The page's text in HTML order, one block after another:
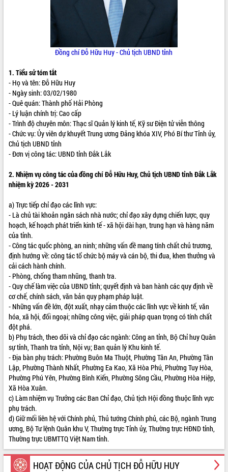
VIDEO
Loading the player...
Khám bệnh, cấp phát thuốc miễn phí
và tặng quà người dân xã Cư Pui
Hội nghị UBND tỉnh Đắk Lắk thường kỳ
tháng 7/2026
Lễ truy tặng danh hiệu “Bà Mẹ Việt
Nam Anh hùng” và trao Huân chương
Lao động
UBND tỉnh Đắk Lắk triển khai nhiệm
vụ 6 tháng cuối năm 2026
Kỳ họp thứ Hai, Hội đồng nhân dân
tỉnh khóa XI quyết nghị nhiều nội dung
quan trọng
Bí thư Tỉnh ủy Lương Nguyễn Minh
Triết thăm, tặng quà người có công với
cách mạng
Rà soát, hoàn thiện hệ thống thiết chế
văn hóa, thể thao đáp ứng yêu cầu
phát triển mới
ALBUM ẢNH
LIÊN KẾT WEB
Đồng chí Đỗ Hữu Huy- Chủ tịch UBND tỉnh
1. Tiểu sử tóm tắt
- Họ và tên: Đỗ Hữu Huy
- Ngày sinh: 03/02/1980
- Quê quán: Thành phố Hải Phòng
- Lý luận chính trị: Cao cấp
- Trình độ chuyên môn: Thạc sĩ Quản lý kinh tế, Kỹ sư Điện tử viễn thông
- Chức vụ: Ủy viên dự khuyết Trung ương Đảng khóa XIV, Phó Bí thư Tỉnh ủy,
Chủ tịch UBND tỉnh
- Đơn vị công tác: UBND tỉnh Đắk Lắk
2. Nhiệm vụ công tác của đồng chíĐỗ Hữu Huy, Chủ tịch UBND tỉnh Đắk Lắk
nhiệm kỳ 2026 - 2031
a) Trực tiếp chỉ đạo các lĩnh vực:
- Là chủ tài khoản ngân sách nhà nước; chỉ đạo xây dựng chiến lược, quy
hoạch, kế hoạch phát triển kinh tế - xã hội dài hạn, trung hạn và hàng năm
của tỉnh.
- Công tác quốc phòng, an ninh; những vấn đề mang tính chất chủ trương,
định hướng về: công tác tổ chức bộ máy và cán bộ, thi đua, khen thưởng và
cải cách hành chính.
- Phòng, chống tham nhũng, thanh tra.
- Quy chế làm việc của UBND tỉnh; quyết định và ban hành các quy định về
cơ chế, chính sách, văn bản quy phạm pháp luật.
- Những vấn đề lớn, đột xuất, nhạy cảm thuộc các lĩnh vực về kinh tế, văn
hóa, xã hội, đối ngoại; những công việc, giải pháp quan trọng có tính chất
đột phá.
b) Phụ trách, theo dõi và chỉ đạo các ngành: Công an tỉnh, Bộ Chỉ huy Quân
sự tỉnh, Thanh tra tỉnh, Nội vụ; Ban quản lý Khu kinh tế.
- Địa bàn phụ trách: Phường Buôn Ma Thuột, Phường Tân An, Phường Tân
Lập, Phường Thành Nhất, Phường Ea Kao, Xã Hòa Phú, Phường Tuy Hòa,
Phường Phú Yên, Phường Bình Kiến, Phường Sông Cầu, Phường Hòa Hiệp,
Xã Hòa Xuân.
c) Làm nhiệm vụ Trưởng các Ban Chỉ đạo, Chủ tịch Hội đồng thuộc lĩnh vực
phụ trách.
d) Giữ mối liên hệ với Chính phủ, Thủ tướng Chính phủ, các Bộ, ngành Trung
ương, Bộ Tư lệnh Quân khu V, Thường trực Tỉnh ủy, Thường trực HĐND tỉnh,
Thường trực UBMTTQ Việt Nam tỉnh.
HOẠT ĐỘNG CỦA CHỦ TỊCH ĐỖ HỮU HUY